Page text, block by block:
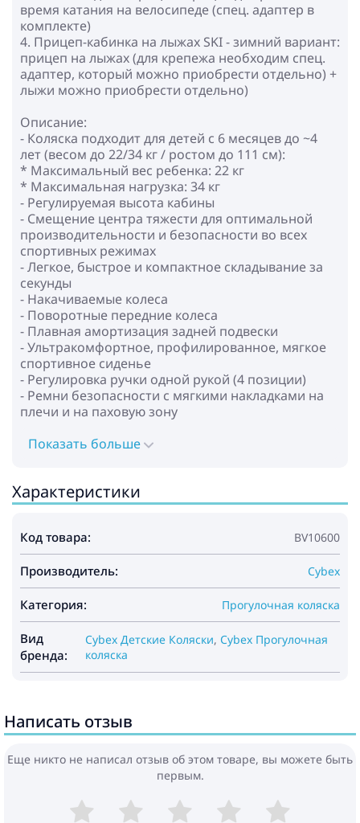
время катания на велосипеде (спец. адаптер в
комплекте)
4. Прицеп-кабинка на лыжах SKI - зимний вариант:
прицеп на лыжах (для крепежа необходим спец.
адаптер, который можно приобрести отдельно) +
лыжи можно приобрести отдельно)
Описание:
- Коляска подходит для детей с 6 месяцев до ~4
лет (весом до 22/34 кг / ростом до 111 см):
* Максимальный вес ребенка: 22 кг
* Максимальная нагрузка: 34 кг
- Регулируемая высота кабины
- Смещение центра тяжести для оптимальной
производительности и безопасности во всех
спортивных режимах
- Легкое, быстрое и компактное складывание за
секунды
- Накачиваемые колеса
- Поворотные передние колеса
- Плавная амортизация задней подвески
- Ультракомфортное, профилированное, мягкое
спортивное сиденье
- Регулировка ручки одной рукой (4 позиции)
- Ремни безопасности с мягкими накладками на
плечи и на паховую зону
- Легкая смена конфигураций при помощи
- Вентиляция на 360°
- Светоотражающие детали
кармашков в салоне, куда ребенок может
положить любимые вкусняшки и игрушки
- Тканевые чехлы можно стирать в машине при
30°
Габариты:
- Размеры в разложенном виде (Д×Ш×В): 140-
155x68,5x104-122 см
- Размеры в сложенном виде (Д×Ш×В): 99,5x58x35
- Вес: 12,5 кг
- Рама
- 2 больших задних колеса
- 2 маленьких передних колеса
Показать больше
Характеристики
Код товара: BV10600
Производитель: Cybex
Категория: Прогулочная коляска
Вид
бренда:
Cybex Детские Коляски, Cybex Прогулочная
коляска
Написать отзыв
Еще никто не написал отзыв об этом товаре, вы можете быть
первым.